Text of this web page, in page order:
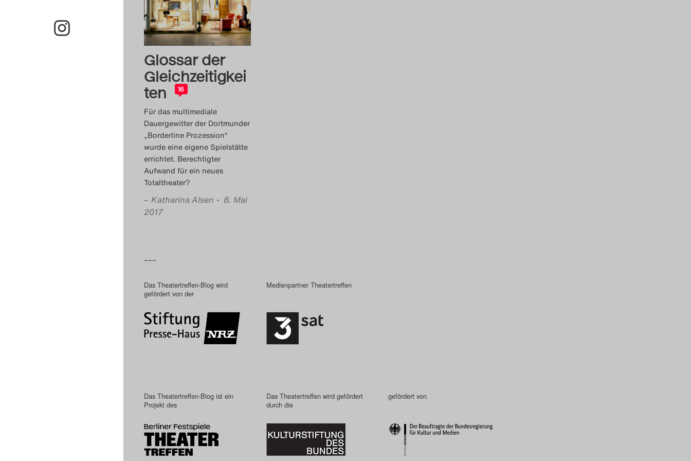
Glossar der
Gleichzeitigkei
ten
16
Für das multimediale
Dauergewitter der Dortmunder
„Borderline Prozession“
wurde eine eigene Spielstätte
errichtet. Berechtigter
Aufwand für ein neues
Totaltheater?
– Katharina Alsen • 8. Mai
2017
–––
Das Theatertreffen-Blog wird
gefördert von der
Medienpartner Theatertreffen
Das Theatertreffen-Blog ist ein
Projekt des
Das Theatertreffen wird gefördert
durch die
gefördert von